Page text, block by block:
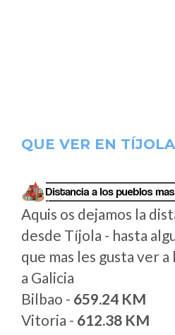
QUE VER EN TÍJOLA
Aquis os dejamos la
desde Tíjola - hasta
que mas les gusta ver
a Galicia
Bilbao - 659.24 KM
Vitoria - 612.38 KM